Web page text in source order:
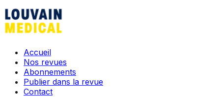
Accueil
Nos revues
Abonnements
Publier dans la revue
Contact